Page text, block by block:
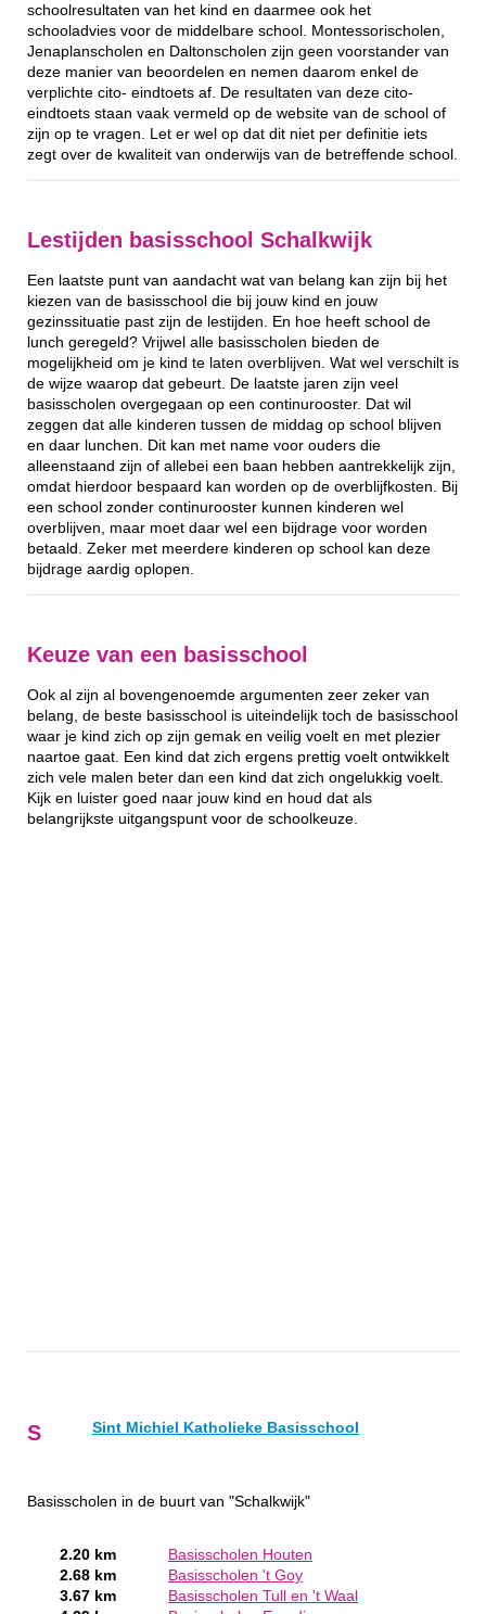
schoolresultaten van het kind en daarmee ook het
schooladvies voor de middelbare school. Montessorischolen,
Jenaplanscholen en Daltonscholen zijn geen voorstander van
deze manier van beoordelen en nemen daarom enkel de
verplichte cito- eindtoets af. De resultaten van deze cito-
eindtoets staan vaak vermeld op de website van de school of
zijn op te vragen. Let er wel op dat dit niet per definitie iets
zegt over de kwaliteit van onderwijs van de betreffende school.
Lestijden basisschool Schalkwijk
Een laatste punt van aandacht wat van belang kan zijn bij het
kiezen van de basisschool die bij jouw kind en jouw
gezinssituatie past zijn de lestijden. En hoe heeft school de
lunch geregeld? Vrijwel alle basisscholen bieden de
mogelijkheid om je kind te laten overblijven. Wat wel verschilt is
de wijze waarop dat gebeurt. De laatste jaren zijn veel
basisscholen overgegaan op een continurooster. Dat wil
zeggen dat alle kinderen tussen de middag op school blijven
en daar lunchen. Dit kan met name voor ouders die
alleenstaand zijn of allebei een baan hebben aantrekkelijk zijn,
omdat hierdoor bespaard kan worden op de overblijfkosten. Bij
een school zonder continurooster kunnen kinderen wel
overblijven, maar moet daar wel een bijdrage voor worden
betaald. Zeker met meerdere kinderen op school kan deze
bijdrage aardig oplopen.
Keuze van een basisschool
Ook al zijn al bovengenoemde argumenten zeer zeker van
belang, de beste basisschool is uiteindelijk toch de basisschool
waar je kind zich op zijn gemak en veilig voelt en met plezier
naartoe gaat. Een kind dat zich ergens prettig voelt ontwikkelt
zich vele malen beter dan een kind dat zich ongelukkig voelt.
Kijk en luister goed naar jouw kind en houd dat als
belangrijkste uitgangspunt voor de schoolkeuze.
S Sint Michiel Katholieke Basisschool
Basisscholen in de buurt van "Schalkwijk"
2.20 km
Basisscholen Houten
2.68 km
Basisscholen 't Goy
3.67 km
Basisscholen Tull en 't Waal